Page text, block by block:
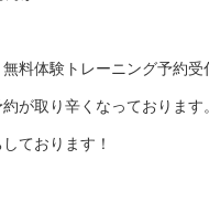
料体験トレーニング予約受
が取り辛くなっております。
ております！